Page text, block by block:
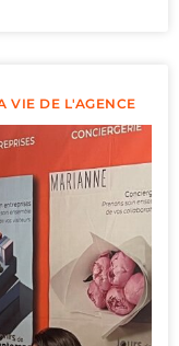
VIE DE L'AGENCE